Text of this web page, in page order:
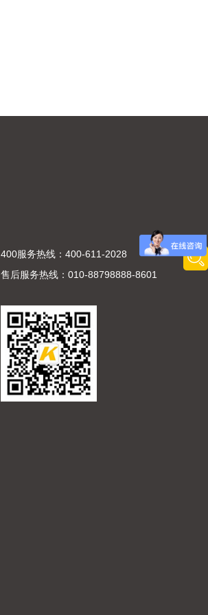
400服务热线：400-611-2028
售后服务热线：010-88798888-8601